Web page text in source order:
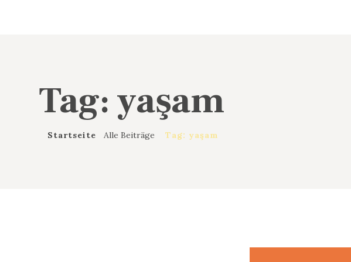
Tag: yaşam
Startseite Alle Beiträge Tag: yaşam